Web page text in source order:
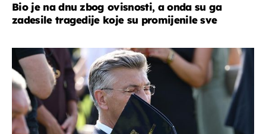
Bio je na dnu zbog ovisnosti, a onda su ga
zadesile tragedije koje su promijenile sve